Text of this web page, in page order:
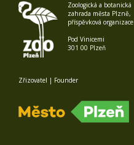
Zoologická a botanická
zahrada města Plzně,
příspěvková organizace
Pod Vinicemi
301 00 Plzeň
Zřizovatel | Founder